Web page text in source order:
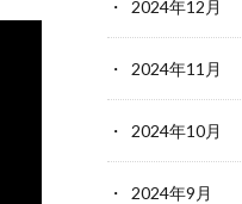
2024年12月
2024年11月
2024年10月
2024年9月